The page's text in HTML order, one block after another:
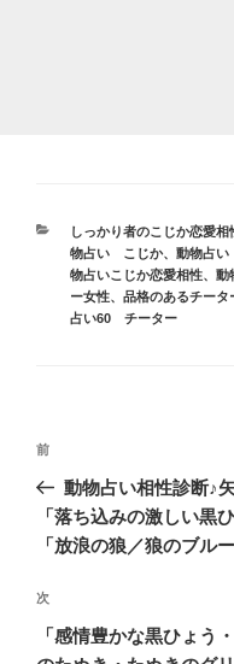
カ
テ
ゴ
リ
ー
しっかり者のこじか恋愛相
物占い こじか、 動物占
物占いこじか恋愛相性、 動
ー女性、 品格のあるチータ
占い60 チーター
投
ナ
ビ
ー
シ
前
の
投
稿
前
動物占い相性診断♪
「落ち込みの激しい黒
「放浪の狼／狼のブルー
次
の
投
次
「感情豊かな黒ひょう